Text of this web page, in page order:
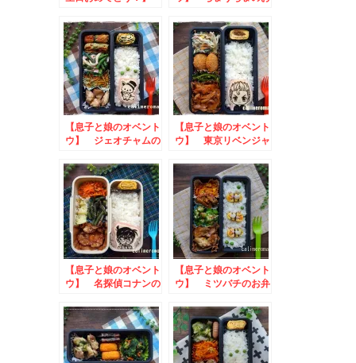
【息子と娘のオベント
ウ】 ジェオチャムの
【息子と娘のオベント
ウ】 東京リベンジャ
【息子と娘のオベント
ウ】 名探偵コナンの
【息子と娘のオベント
ウ】 ミツバチのお弁